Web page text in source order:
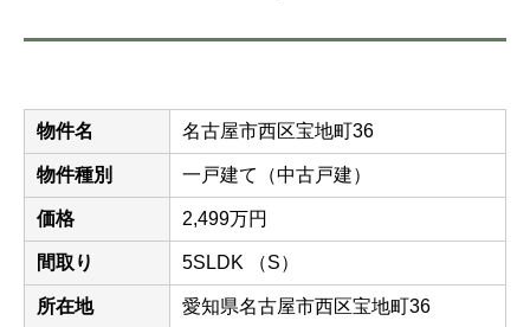
物件名 名古屋市西区宝地町36
物件種別 一戸建て（中古戸建）
価格 2,499万円
間取り 5SLDK （S）
所在地 愛知県名古屋市西区宝地町36